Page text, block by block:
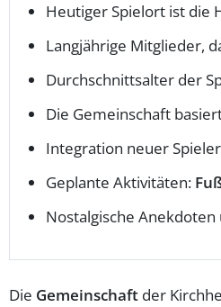
Heutiger Spielort ist die
Langjährige Mitglieder,
Durchschnittsalter der
Die Gemeinschaft
Integration neuer
Geplante Aktivitäten:
Nostalgische
Die Gemeinschaft der